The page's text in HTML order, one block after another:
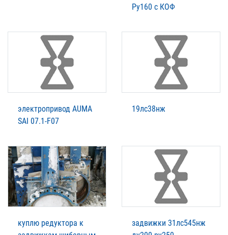
Ру160 с КОФ
электропривод AUMA
SAI 07.1-F07
19лс38нж
куплю редуктора к
задвижки 31лс545нж